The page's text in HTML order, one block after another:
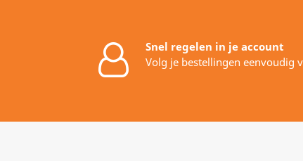
Snel regelen in je account
Volg je bestellingen eenvoudig